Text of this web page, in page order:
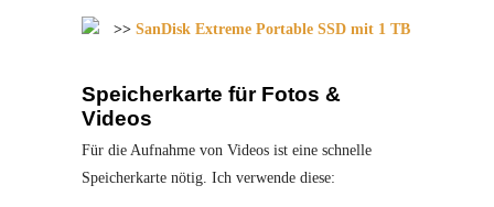
>> SanDisk Extreme Portable SSD mit 1 TB
Speicherkarte für Fotos &
Videos
Für die Aufnahme von Videos ist eine schnelle
Speicherkarte nötig. Ich verwende diese: